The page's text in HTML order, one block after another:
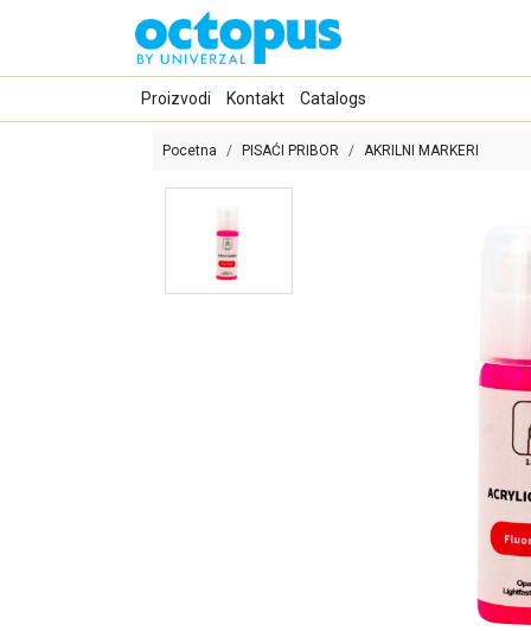
Proizvodi Kontakt Catalogs
Pocetna PISAĆI PRIBOR AKRILNI MARKERI